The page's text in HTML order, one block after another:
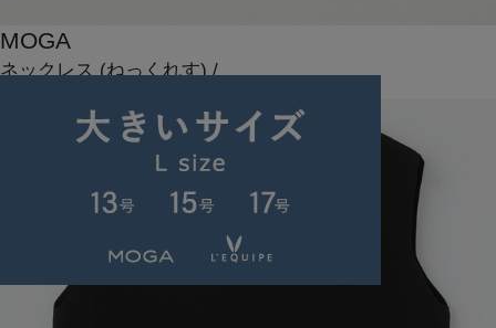
MOGA
ネックレス(ねっくれす) /